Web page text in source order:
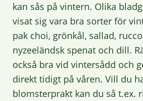
kan sås på vintern. Olika
visat sig vara bra sorter för
pak choi, grönkål, sallad,
nyzeeländsk spenat och dill.
också bra vid vintersådd och
direkt tidigt på våren. Vill du
blomsterprakt kan du så t.ex.